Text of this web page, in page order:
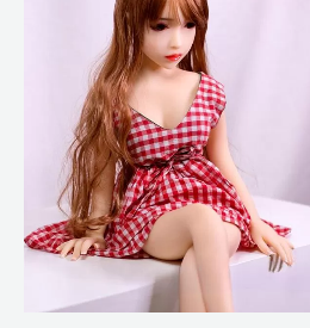
keresztül
A
a
lehet